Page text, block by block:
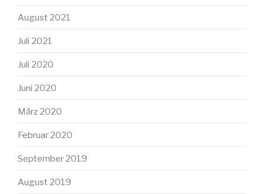
August 2021
Juli 2021
Juli 2020
Juni 2020
März 2020
Februar 2020
September 2019
August 2019